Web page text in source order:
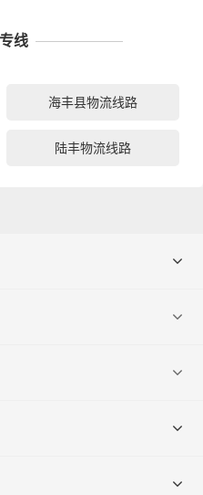
线
海丰县物流线路
陆丰物流线路